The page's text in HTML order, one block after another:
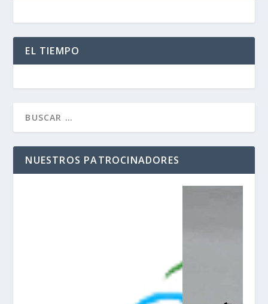
EL TIEMPO
NUESTROS PATROCINADORES